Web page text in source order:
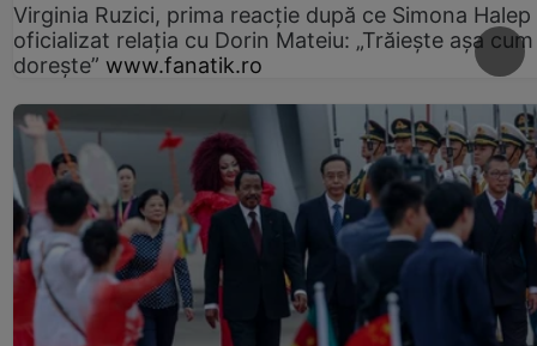
Virginia Ruzici, prima reacție după ce Simona Halep
oficializat relația cu Dorin Mateiu: „Trăiește așa cum
dorește” www.fanatik.ro